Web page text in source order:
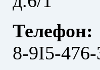
Телефон:
8-9I5-